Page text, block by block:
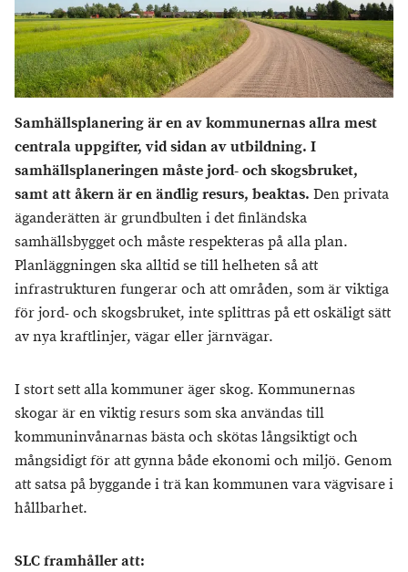
Samhällsplanering är en av kommunernas allra mest
centrala uppgifter, vid sidan av utbildning. I
samhällsplaneringen måste jord- och skogsbruket,
samt att åkern är en ändlig resurs, beaktas. Den privata
äganderätten är grundbulten i det finländska
samhällsbygget och måste respekteras på alla plan.
Planläggningen ska alltid se till helheten så att
infrastrukturen fungerar och att områden, som är viktiga
för jord- och skogsbruket, inte splittras på ett oskäligt sätt
av nya kraftlinjer, vägar eller järnvägar.
I stort sett alla kommuner äger skog. Kommunernas
skogar är en viktig resurs som ska användas till
kommuninvånarnas bästa och skötas långsiktigt och
mångsidigt för att gynna både ekonomi och miljö. Genom
att satsa på byggande i trä kan kommunen vara vägvisare i
hållbarhet.
SLC framhåller att: